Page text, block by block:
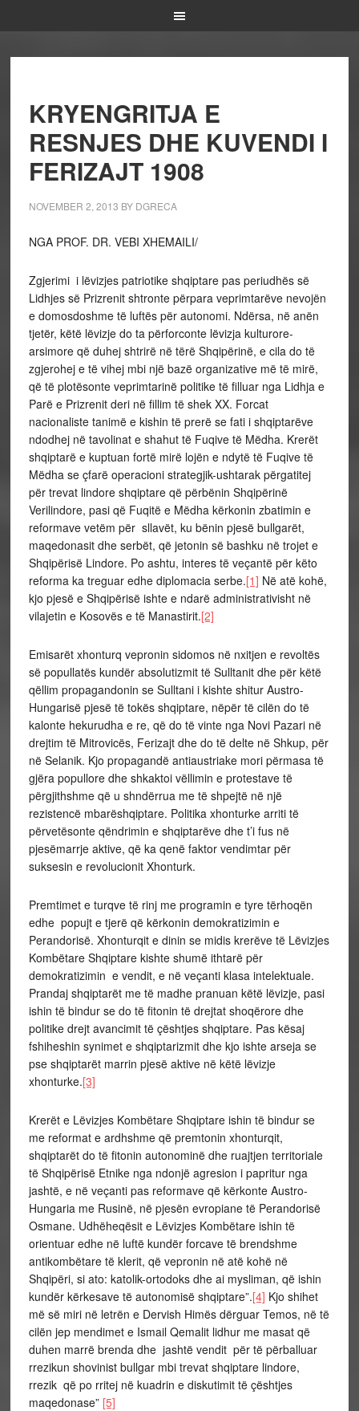
KRYENGRITJA E
RESNJES DHE KUVENDI I
FERIZAJT 1908
NOVEMBER 2, 2013 BY DGRECA
NGA PROF. DR. VEBI XHEMAILI/
Zgjerimi i lëvizjes patriotike shqiptare pas periudhës së
Lidhjes së Prizrenit shtronte përpara veprimtarëve nevojën
e domosdoshme të luftës për autonomi. Ndërsa, në anën
tjetër, këtë lëvizje do ta përforconte lëvizja kulturore-
arsimore që duhej shtrirë në tërë Shqipërinë, e cila do të
zgjerohej e të vihej mbi një bazë organizative më të mirë,
që të plotësonte veprimtarinë politike të filluar nga Lidhja e
Parë e Prizrenit deri në fillim të shek XX. Forcat
nacionaliste tanimë e kishin të prerë se fati i shqiptarëve
ndodhej në tavolinat e shahut të Fuqive të Mëdha. Krerët
shqiptarë e kuptuan fortë mirë lojën e ndytë të Fuqive të
Mëdha se çfarë operacioni strategjik-ushtarak përgatitej
për trevat lindore shqiptare që përbënin Shqipërinë
Verilindore, pasi që Fuqitë e Mëdha kërkonin zbatimin e
reformave vetëm për sllavët, ku bënin pjesë bullgarët,
maqedonasit dhe serbët, që jetonin së bashku në trojet e
Shqipërisë Lindore. Po ashtu, interes të veçantë për këto
reforma ka treguar edhe diplomacia serbe.[1] Në atë kohë,
kjo pjesë e Shqipërisë ishte e ndarë administrativisht në
vilajetin e Kosovës e të Manastirit.[2]
Emisarët xhonturq vepronin sidomos në nxitjen e revoltës
së popullatës kundër absolutizmit të Sulltanit dhe për këtë
qëllim propagandonin se Sulltani i kishte shitur Austro-
Hungarisë pjesë të tokës shqiptare, nëpër të cilën do të
kalonte hekurudha e re, që do të vinte nga Novi Pazari në
drejtim të Mitrovicës, Ferizajt dhe do të delte në Shkup, për
në Selanik. Kjo propagandë antiaustriake mori përmasa të
gjëra popullore dhe shkaktoi vëllimin e protestave të
përgjithshme që u shndërrua me të shpejtë në një
rezistencë mbarëshqiptare. Politika xhonturke arriti të
përvetësonte qëndrimin e shqiptarëve dhe t’i fus në
pjesëmarrje aktive, që ka qenë faktor vendimtar për
suksesin e revolucionit Xhonturk.
Premtimet e turqve të rinj me programin e tyre tërhoqën
edhe popujt e tjerë që kërkonin demokratizimin e
Perandorisë. Xhonturqit e dinin se midis krerëve të Lëvizjes
Kombëtare Shqiptare kishte shumë ithtarë për
demokratizimin e vendit, e në veçanti klasa intelektuale.
Prandaj shqiptarët me të madhe pranuan këtë lëvizje, pasi
ishin të bindur se do të fitonin të drejtat shoqërore dhe
politike drejt avancimit të çështjes shqiptare. Pas kësaj
fshiheshin synimet e shqiptarizmit dhe kjo ishte arseja se
pse shqiptarët marrin pjesë aktive në këtë lëvizje
xhonturke.[3]
Krerët e Lëvizjes Kombëtare Shqiptare ishin të bindur se
me reformat e ardhshme që premtonin xhonturqit,
shqiptarët do të fitonin autonominë dhe ruajtjen territoriale
të Shqipërisë Etnike nga ndonjë agresion i papritur nga
jashtë, e në veçanti pas reformave që kërkonte Austro-
Hungaria me Rusinë, në pjesën evropiane të Perandorisë
Osmane. Udhëheqësit e Lëvizjes Kombëtare ishin të
orientuar edhe në luftë kundër forcave të brendshme
antikombëtare të klerit, që vepronin në atë kohë në
Shqipëri, si ato: katolik-ortodoks dhe ai mysliman, që ishin
kundër kërkesave të autonomisë shqiptare”.[4] Kjo shihet
më së miri në letrën e Dervish Himës dërguar Temos, në të
cilën jep mendimet e Ismail Qemalit lidhur me masat që
duhen marrë brenda dhe jashtë vendit për të përballuar
rrezikun shovinist bullgar mbi trevat shqiptare lindore,
rrezik që po rritej në kuadrin e diskutimit të çështjes
maqedonase” [5]